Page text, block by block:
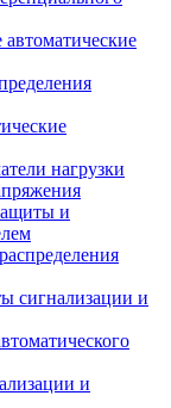
нагрузки
и
сигнализации и
и